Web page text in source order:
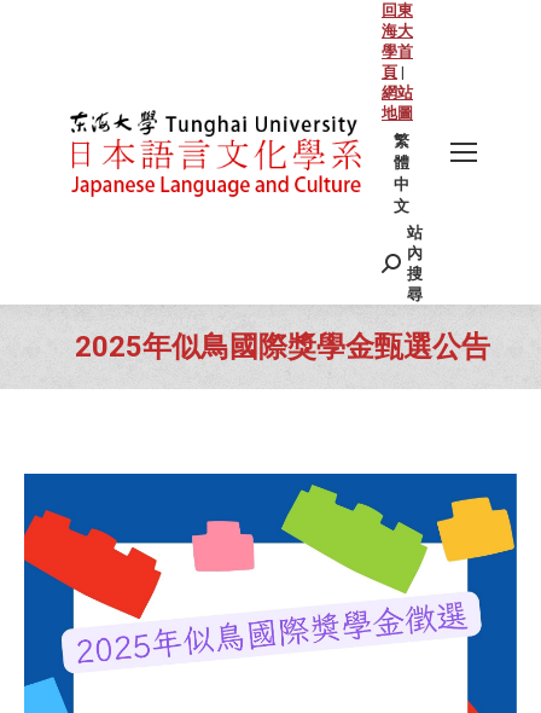
回東
海大
學首
頁 |
網站
地圖
繁
體
中
文
Search:
站
內
搜
尋
2025年似鳥國際獎學金甄選公告
You are here: